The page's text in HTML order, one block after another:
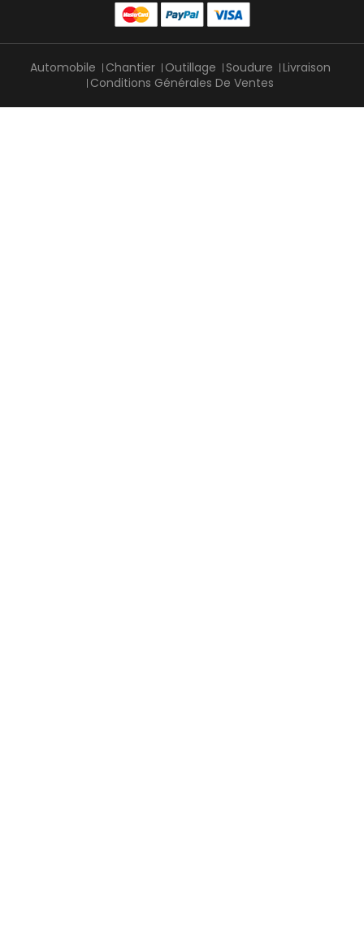
Automobile Chantier Outillage Soudure
Livraison
Conditions Générales De Ventes